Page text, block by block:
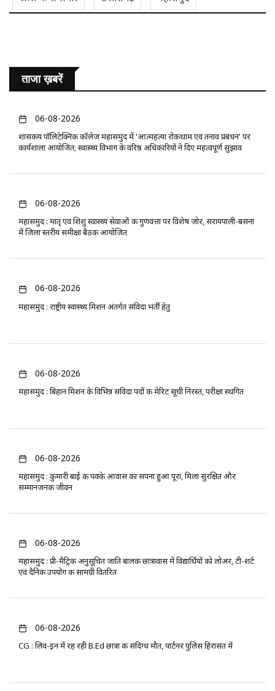
ताजा ख़बरें
06-08-2026
​शासकीय पॉलिटेक्निक कॉलेज महासमुंद में 'आत्महत्या रोकथाम एवं तनाव प्रबंधन' पर
कार्यशाला आयोजित; स्वास्थ्य विभाग के वरिष्ठ अधिकारियों ने दिए महत्वपूर्ण सुझाव
06-08-2026
महासमुंद : मातृ एवं शिशु स्वास्थ्य सेवाओं की गुणवत्ता पर विशेष जोर, सरायपाली-बसना
में जिला स्तरीय समीक्षा बैठक आयोजित
06-08-2026
महासमुंद : राष्ट्रीय स्वास्थ्य मिशन अंतर्गत संविदा भर्ती हेतु
06-08-2026
महासमुंद : बिहान मिशन के विभिन्न संविदा पदों की मेरिट सूची निरस्त, परीक्षा स्थगित
06-08-2026
महासमुंद : कुमारी बाई की पक्के आवास का सपना हुआ पूरा, मिला सुरक्षित और
सम्मानजनक जीवन
06-08-2026
महासमुंद : प्री-मैट्रिक अनुसूचित जाति बालक छात्रावास में विद्यार्थियों को लोअर, टी-शर्ट
एवं दैनिक उपयोग की सामग्री वितरित
06-08-2026
CG : लिव-इन में रह रही B.Ed छात्रा की संदिग्ध मौत, पार्टनर पुलिस हिरासत में